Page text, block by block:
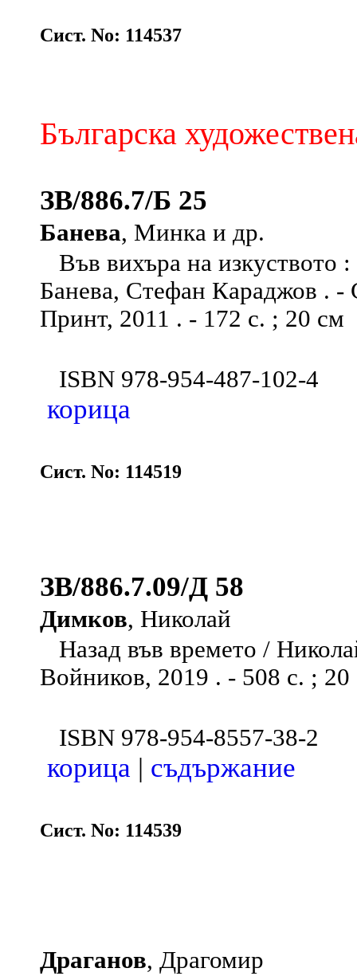
Сист. No: 114537
Българска
ЗВ/886.7/Б 25
Банева, Минка и др.
Във вихъра на изкуството
Банева, Стефан Караджов . -
Принт, 2011 . - 172 с. ; 20 см
ISBN 978-954-487-102-4
корица
Сист. No: 114519
ЗВ/886.7.09/Д 58
Димков, Николай
Назад във времето /
Войников, 2019 . - 508 с. ; 20
ISBN 978-954-8557-38-2
корица | съдържание
Сист. No: 114539
Драганов, Драгомир